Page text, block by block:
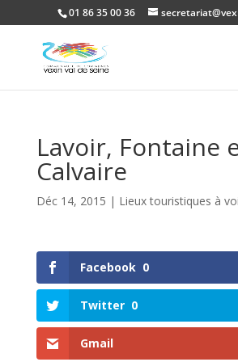
01 86 35 00 36
Lavoir, Fontaine
Calvaire
Déc 14, 2015 | Lieux touristiques à
Facebook 0
Twitter 0
Gmail